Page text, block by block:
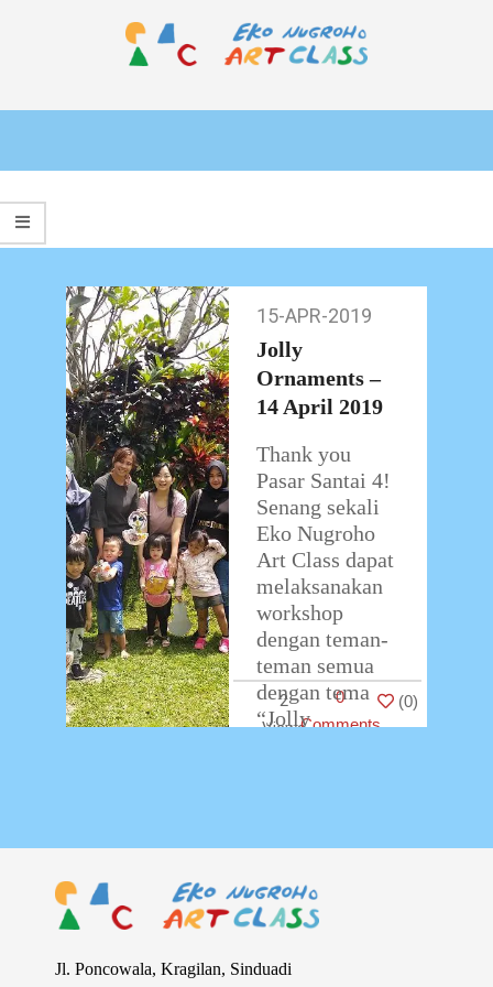
ART
CLASS
Primary
Menu
15-
Apr-
2019
15-APR-2019
Jolly
Ornaments –
14 April 2019
Thank you
Pasar Santai 4!
Senang sekali
Eko Nugroho
Art Class dapat
melaksanakan
workshop
dengan teman-
teman semua
dengan tema
“Jolly
2
0
Comments
(0)
Jl. Poncowala, Kragilan, Sinduadi